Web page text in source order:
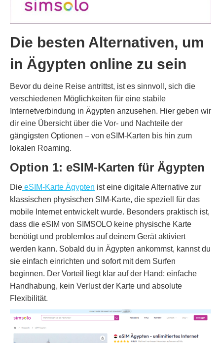
Die besten Alternativen, um
in Ägypten online zu sein
Bevor du deine Reise antrittst, ist es sinnvoll, sich die
verschiedenen Möglichkeiten für eine stabile
Internetverbindung in Ägypten anzusehen. Hier geben wir
dir eine Übersicht über die Vor- und Nachteile der
gängigsten Optionen – von eSIM-Karten bis hin zum
lokalen Roaming.
Option 1: eSIM-Karten für Ägypten
Die eSIM-Karte Ägypten ist eine digitale Alternative zur
klassischen physischen SIM-Karte, die speziell für das
mobile Internet entwickelt wurde. Besonders praktisch ist,
dass die eSIM von SIMSOLO keine physische Karte
benötigt und problemlos auf deinem Gerät aktiviert
werden kann. Sobald du in Ägypten ankommst, kannst du
sie einfach einrichten und sofort mit dem Surfen
beginnen. Der Vorteil liegt klar auf der Hand: einfache
Handhabung, kein Verlust der Karte und absolute
Flexibilität.